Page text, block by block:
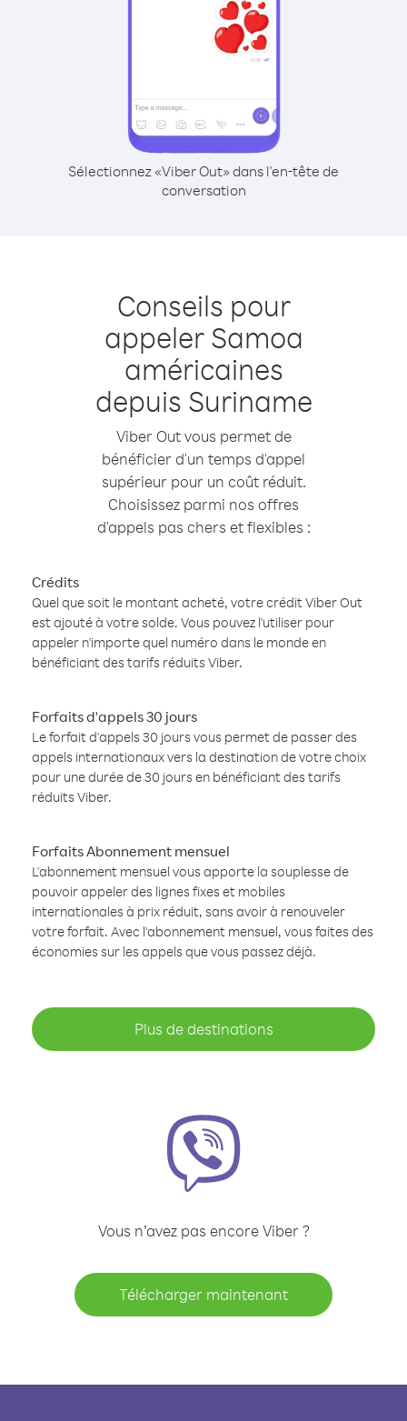
Sélectionnez «Viber Out» dans l'en-tête de
conversation
Conseils pour
appeler Samoa
américaines
depuis Suriname
Viber Out vous permet de
bénéficier d'un temps d'appel
supérieur pour un coût réduit.
Choisissez parmi nos offres
d'appels pas chers et flexibles :
Crédits
Quel que soit le montant acheté, votre crédit Viber Out
est ajouté à votre solde. Vous pouvez l'utiliser pour
appeler n'importe quel numéro dans le monde en
bénéficiant des tarifs réduits Viber.
Forfaits d'appels 30 jours
Le forfait d'appels 30 jours vous permet de passer des
appels internationaux vers la destination de votre choix
pour une durée de 30 jours en bénéficiant des tarifs
réduits Viber.
Forfaits Abonnement mensuel
L'abonnement mensuel vous apporte la souplesse de
pouvoir appeler des lignes fixes et mobiles
internationales à prix réduit, sans avoir à renouveler
votre forfait. Avec l'abonnement mensuel, vous faites des
économies sur les appels que vous passez déjà.
Plus de destinations
Vous n’avez pas encore Viber ?
Télécharger maintenant